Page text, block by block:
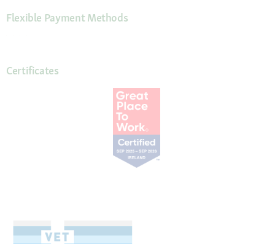
Flexible Payment Methods
Certificates